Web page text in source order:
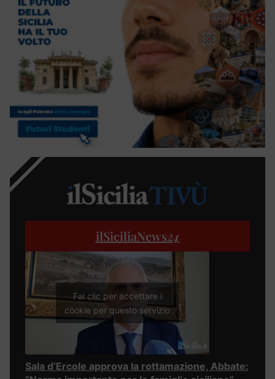
ilSiciliaNews24
Fai clic per accettare i
cookie per questo servizio
Sala d’Ercole approva la rottamazione, Abbate: